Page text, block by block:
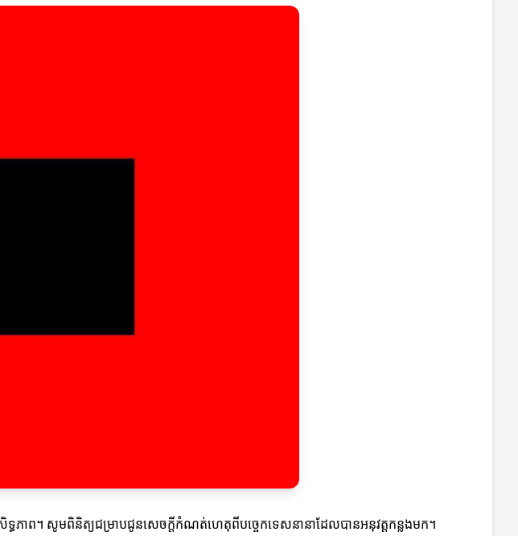
ទ្ធភាព។ សូមពិនិត្យជម្រាបជូនសេចក្តីកំណត់ហេតុពីបច្ចេកទេសនានាដែលបានអនុវត្តកន្លងមក។